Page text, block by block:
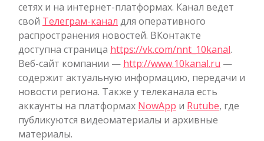
сетях и на интернет-платформах. Канал ведет
свой Телеграм-канал для оперативного
распространения новостей. ВКонтакте
доступна страница https://vk.com/nnt_10kanal.
Веб-сайт компании — http://www.10kanal.ru —
содержит актуальную информацию, передачи и
новости региона. Также у телеканала есть
аккаунты на платформах NowApp и Rutube, где
публикуются видеоматериалы и архивные
материалы.